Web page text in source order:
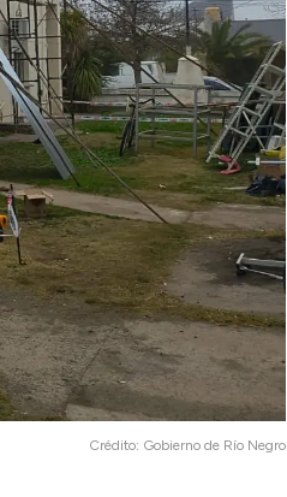
Crédito: Gobierno de Río Negro